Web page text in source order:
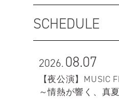
SCHEDULE
2026.08.07
【夜公演】MUSIC
～情熱が響く、真